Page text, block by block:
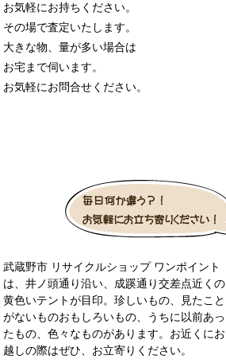
お気軽にお持ちください。
その場で査定いたします。
大きな物、量が多い場合は
お宅まで伺います。
お気軽にお問合せください。
武蔵野市 リサイクルショップ ワンポイント
は、井ノ頭通り沿い、成蹊通り交差点近くの
黄色いテントが目印。珍しいもの、見たこと
がないものおもしろいもの、うちに以前あっ
たもの、色々なものがあります。お近くにお
越しの際はぜひ、お立寄りください。